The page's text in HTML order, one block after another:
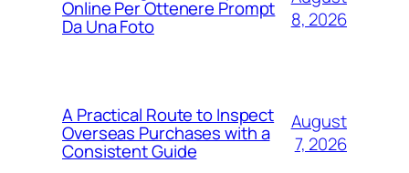
Online Per Ottenere Prompt
Da Una Foto
8, 2026
A Practical Route to Inspect
Overseas Purchases with a
Consistent Guide
August
7, 2026